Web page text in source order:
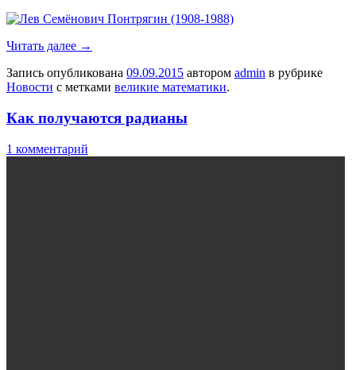
Читать далее →
Запись опубликована 09.09.2015 автором admin в рубрике
Новости с метками великие математики.
Как получаются радианы
1 комментарий